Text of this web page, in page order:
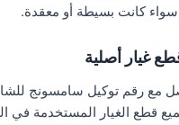
سواء كانت بسيطة أو معقدة.
مع رقم توكيل سامسونج
قطع الغيار المستخدمة في